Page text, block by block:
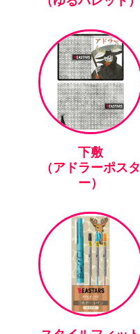
下敷
（アドラーポスタ
ー）